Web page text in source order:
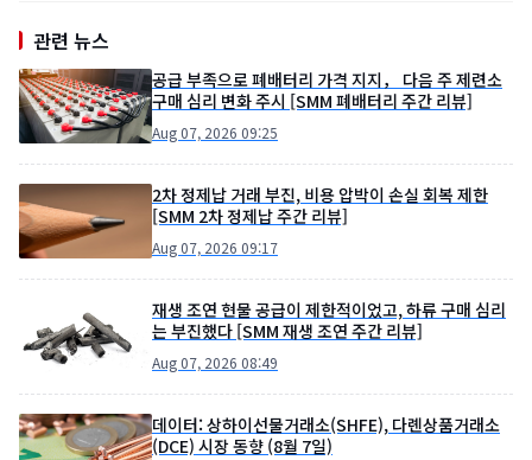
관련 뉴스
공급 부족으로 폐배터리 가격 지지， 다음 주 제련소
구매 심리 변화 주시 [SMM 폐배터리 주간 리뷰]
Aug 07, 2026 09:25
2차 정제납 거래 부진, 비용 압박이 손실 회복 제한
[SMM 2차 정제납 주간 리뷰]
Aug 07, 2026 09:17
재생 조연 현물 공급이 제한적이었고, 하류 구매 심리
는 부진했다 [SMM 재생 조연 주간 리뷰]
Aug 07, 2026 08:49
데이터: 상하이선물거래소(SHFE), 다롄상품거래소
(DCE) 시장 동향 (8월 7일)